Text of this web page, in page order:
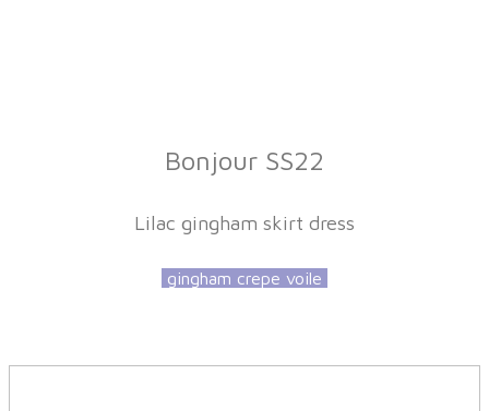
Bonjour SS22
Lilac gingham skirt dress
gingham crepe voile